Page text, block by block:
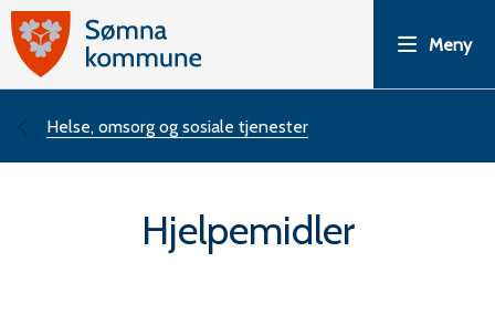
ø
m
a
Meny
Du
Helse, omsorg og sosiale tjenester
Hjelpemidler